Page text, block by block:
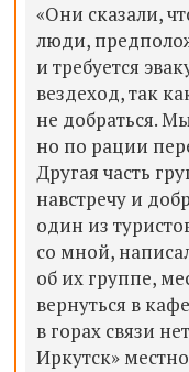
«Они сказали,
люди,
и требуется
вездеход, так
не добраться.
но по рации
Другая часть
навстречу и
один из
со мной,
об их группе,
вернуться в
в горах связи
Иркутск»